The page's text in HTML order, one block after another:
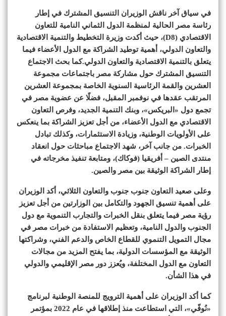
في سياق آخر ناقش الوزيران التنسيق المشترك في إطار
رئاسة مصر الحالية لمنظمة الدول الثماني النامية للتعاون
الاقتصادي (D8)، حيث أكدت وزيرة التخطيط والتنمية الاقتصادية
والتعاون الدولي، أهمية توطيد الشراكة مع الدول الأعضاء فيما
يتعلق بالتنمية الاقتصادية والتعاون الدولي.كما بحث الاجتماع
التنسيق المشترك حول مشاركة مصر باجتماعات مجموعة
العشرين والقمة الرئاسية السنوية الخاصة بمجموعة العشرين
المرتقب عقدها في نوفمبر المقبل، فضلًا عن عضوية مصر في
تجمع دول «البريكس»، وبنك التنمية الجديد، وفرص التعاون
الاقتصادي مع الدول الأعضاء، من أجل تعزيز الشراكة بما ينعكس
على الأولويات الوطنية، وزيادة الاستثمارات، وكذلك تبادل
الخبرات. من جانب آخر، شهد الاجتماع مباحثات حول انعقاد
منتدى الصين – أفريقيا (فوكاك)، ومتابعة تنفيذ مخرجاته في
إطار الشراكة الوثيقة بين مصر والصين.
وعلى صعيد التعاون جنوب جنوب والتعاون الثلاثي، أكد الوزيران
على أهمية تنسيق الجهود والتكامل بين الوزارتين من أجل تعزيز
رؤية مصر فيما يتعلق بنقل الخبرات والتجارب التنموية مع دول
الجنوب والدول النامية، وتعظيم الاستفادة من خبرات مصر في
مجال التمويل التنموي للقطاع الخاص والدعم الفني، وشراكتها
الوثيقة مع المؤسسات الدولية، بما يفتح المزيد من مجالات
التعاون مع الدول المختلفة، ويُعزز دور مصر الإقليمي والدولي
في هذا الشأن.
كما أكد الوزيران على أهمية الترويج للمنصة الوطنية لبرنامج
«نُوفّي»، التي استطاعت منذ إطلاقها في عام 2022 بمؤتمر